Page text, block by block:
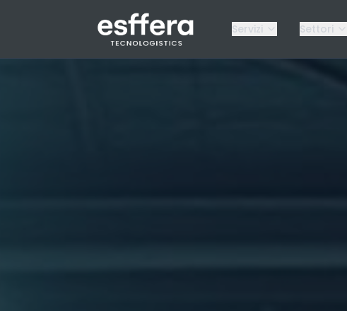
Servizi Settori